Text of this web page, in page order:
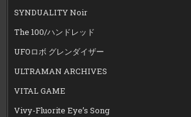
SYNDUALITY Noir
The 100/ハンドレッド
UFOロボ グレンダイザー
ULTRAMAN ARCHIVES
VITAL GAME
Vivy-Fluorite Eye’s Song